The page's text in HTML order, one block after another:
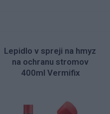
Lepidlo v spreji na hmyz
na ochranu stromov
400ml Vermifix